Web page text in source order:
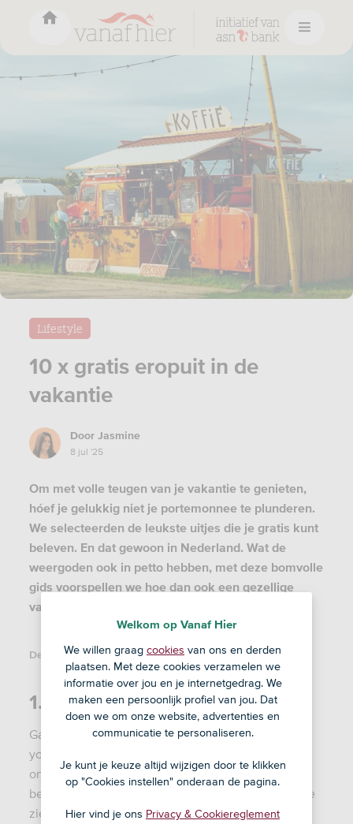
10 x gratis eropuit in de
vakantie
Lifestyle
Door Jasmine
8 jul '25
Om met volle teugen van je vakantie te genieten,
hóef je gelukkig niet je portemonnee te plunderen.
We selecteerden de leukste uitjes die je gratis kunt
beleven. En dat gewoon in Nederland. Wat de
weergoden ook in petto hebben, met deze bomvolle
gids voorspellen we hoe dan ook een gezellige
vakantie!
Deel dit artikel:
1. Toerist in eigen land
Ga je niet op vakantie naar het buitenland? Lucky
you! Dat biedt de kans om plekken in Nederland te
ontdekken waar je anders nooit zou komen. Of om
bekende locaties in een compleet nieuw daglicht te
zien. Door de bril van een toerist beleef je ons land
Welkom op Vanaf Hier
We willen graag cookies van ons en derden
plaatsen. Met deze cookies verzamelen we
informatie over jou en je internetgedrag. We
maken een persoonlijk profiel van jou. Dat
doen we om onze website, advertenties en
communicatie te personaliseren.
Je kunt je keuze altijd wijzigen door te klikken
op "Cookies instellen" onderaan de pagina.
Hier vind je ons Privacy & Cookiereglement